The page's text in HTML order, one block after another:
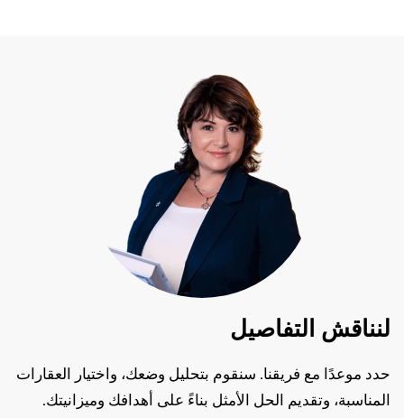
لنناقش التفاصيل
حدد موعدًا مع فريقنا. سنقوم بتحليل وضعك، واختيار العقارات
المناسبة، وتقديم الحل الأمثل بناءً على أهدافك وميزانيتك.